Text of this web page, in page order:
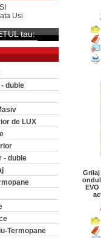
Usi
tau:
duble
de LUX
- duble
Termopane
EVO